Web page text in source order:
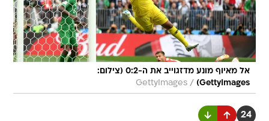
אל מאיוף מונע מדזגוייב את ה-0:2 (צילום:
GettyImages)
/
GettyImages
24